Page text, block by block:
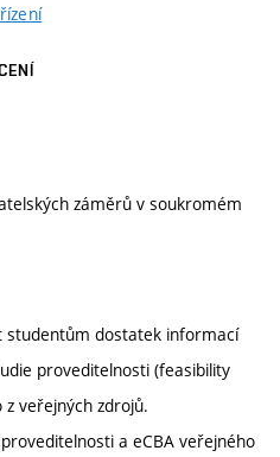
záměrů v soukromém
studentům dostatek informací
proveditelnosti (feasibility
veřejných zdrojů.
a eCBA veřejného